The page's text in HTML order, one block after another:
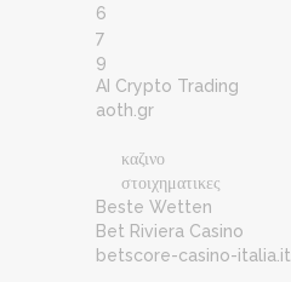
6
7
9
AI Crypto Trading
aoth.gr
καζινο
στοιχηματικες
Beste Wetten
Bet Riviera Casino
betscore-casino-italia.it